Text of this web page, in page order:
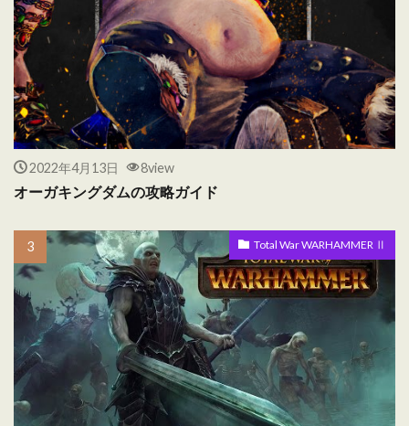
2022年4月13日 8view
オーガキングダムの攻略ガイド
Total War WARHAMMER Ⅱ